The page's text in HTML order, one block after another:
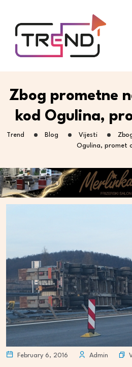
Zbog prometne
kod Ogulina,
Trend Blog Vijesti
Ogulina, promet
February 6, 2016 Admin